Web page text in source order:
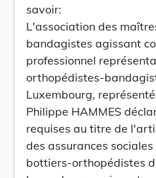
savoir:
L'association des
bandagistes agissant
professionnel
orthopédistes-
Luxembourg,
Philippe HAMMES
requises au titre de
des assurances
bottiers-orthopédistes